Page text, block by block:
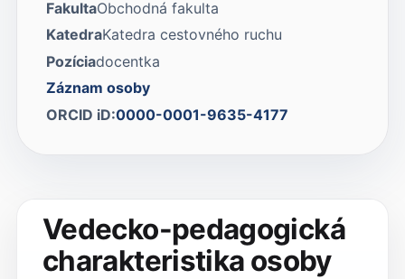
FakultaObchodná fakulta
KatedraKatedra cestovného ruchu
Pozíciadocentka
Záznam osoby
ORCID iD:0000-0001-9635-4177
Vedecko-pedagogická
charakteristika osoby